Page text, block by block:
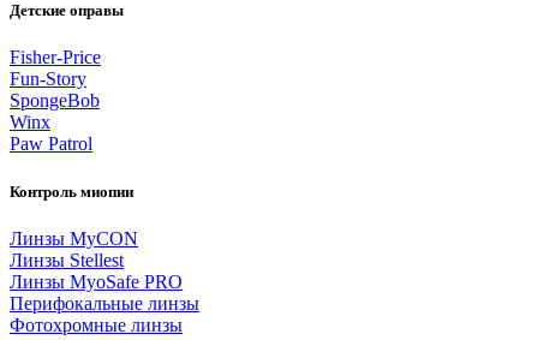
Детские оправы
Fisher-Price
Fun-Story
SpongeBob
Winx
Paw Patrol
Контроль миопии
Линзы MyCON
Линзы Stellest
Линзы MyoSafe PRO
Перифокальные линзы
Фотохромные линзы